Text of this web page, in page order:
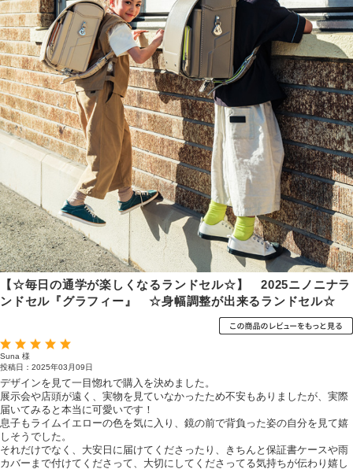
【☆毎日の通学が楽しくなるランドセル☆】 2025ニノニナラ
ンドセル『グラフィー』 ☆身幅調整が出来るランドセル☆
Suna 様
投稿日：2025年03月09日
デザインを見て一目惚れで購入を決めました。
展示会や店頭が遠く、実物を見ていなかったため不安もありましたが、実際
届いてみると本当に可愛いです！
息子もライムイエローの色を気に入り、鏡の前で背負った姿の自分を見て嬉
しそうでした。
それだけでなく、大安日に届けてくださったり、きちんと保証書ケースや雨
カバーまで付けてくださって、大切にしてくださってる気持ちが伝わり嬉し